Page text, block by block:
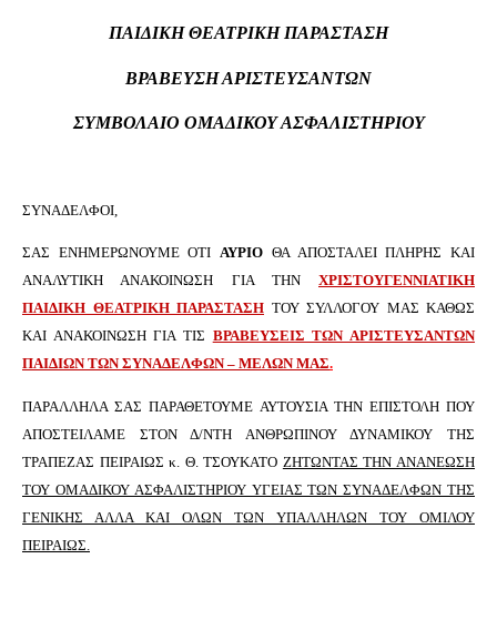
ΠΑΙΔΙΚΗ ΘΕΑΤΡΙΚΗ ΠΑΡΑΣΤΑΣΗ
ΒΡΑΒΕΥΣΗ ΑΡΙΣΤΕΥΣΑΝΤΩΝ
ΣΥΜΒΟΛΑΙΟ ΟΜΑΔΙΚΟΥ ΑΣΦΑΛΙΣΤΗΡΙΟΥ
ΣΥΝΑΔΕΛΦΟΙ,
ΣΑΣ ΕΝΗΜΕΡΩΝΟΥΜΕ ΟΤΙΑΥΡΙΟ ΘΑ ΑΠΟΣΤΑΛΕΙ ΠΛΗΡΗΣ ΚΑΙ
ΑΝΑΛΥΤΙΚΗ ΑΝΑΚΟΙΝΩΣΗ ΓΙΑ ΤΗΝ ΧΡΙΣΤΟΥΓΕΝΝΙΑΤΙΚΗ
ΠΑΙΔΙΚΗ ΘΕΑΤΡΙΚΗ ΠΑΡΑΣΤΑΣΗ ΤΟΥ ΣΥΛΛΟΓΟΥ ΜΑΣ ΚΑΘΩΣ
ΚΑΙ ΑΝΑΚΟΙΝΩΣΗ ΓΙΑ ΤΙΣ ΒΡΑΒΕΥΣΕΙΣ ΤΩΝ ΑΡΙΣΤΕΥΣΑΝΤΩΝ
ΠΑΙΔΙΩΝ ΤΩΝ ΣΥΝΑΔΕΛΦΩΝ – ΜΕΛΩΝ ΜΑΣ.
ΠΑΡΑΛΛΗΛΑ ΣΑΣ ΠΑΡΑΘΕΤΟΥΜΕ ΑΥΤΟΥΣΙΑ ΤΗΝ ΕΠΙΣΤΟΛΗ ΠΟΥ
ΑΠΟΣΤΕΙΛΑΜΕ ΣΤΟΝ Δ/ΝΤΗ ΑΝΘΡΩΠΙΝΟΥ ΔΥΝΑΜΙΚΟΥ ΤΗΣ
ΤΡΑΠΕΖΑΣ ΠΕΙΡΑΙΩΣ κ. Θ. ΤΣΟΥΚΑΤΟ ΖΗΤΩΝΤΑΣ ΤΗΝ ΑΝΑΝΕΩΣΗ
ΤΟΥ ΟΜΑΔΙΚΟΥ ΑΣΦΑΛΙΣΤΗΡΙΟΥ ΥΓΕΙΑΣ ΤΩΝ ΣΥΝΑΔΕΛΦΩΝ ΤΗΣ
ΓΕΝΙΚΗΣ ΑΛΛΑ ΚΑΙ ΟΛΩΝ ΤΩΝ ΥΠΑΛΛΗΛΩΝ ΤΟΥ ΟΜΙΛΟΥ
ΠΕΙΡΑΙΩΣ.